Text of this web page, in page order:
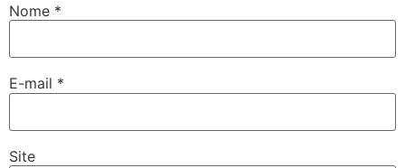
Nome *
E-mail *
Site